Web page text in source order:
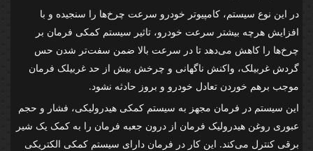
در این نوع سیستم، کامپیوتر خودرو سرعت چرخ‌ها را سنجیده و با
افزایش هرچه بیشتر سرعت خودرو، تاثیر سیستم کمکی فرمان بر
چرخ‌ها را کاهش می‌دهد تا در سرعت بالا ضمن سفت‌تر شدن حس
گردش غربیلک، واکنش ناگهانی و چرخش بیش از حد غربیلک فرمان
موجب بر‌هم خوردن تعادل خودرو و بروز حادثه نشود.
این سیستم در فرمان مجهز به سیستم کمکی هیدرولیکی، فشار و حجم
عبوری روغن هیدرولیک فرمان از درون جعبه فرمان را به کمک یک شیر
برقی کنترل می‌کند. این کار در فرمان دارای سیستم کمکی الکتریکی